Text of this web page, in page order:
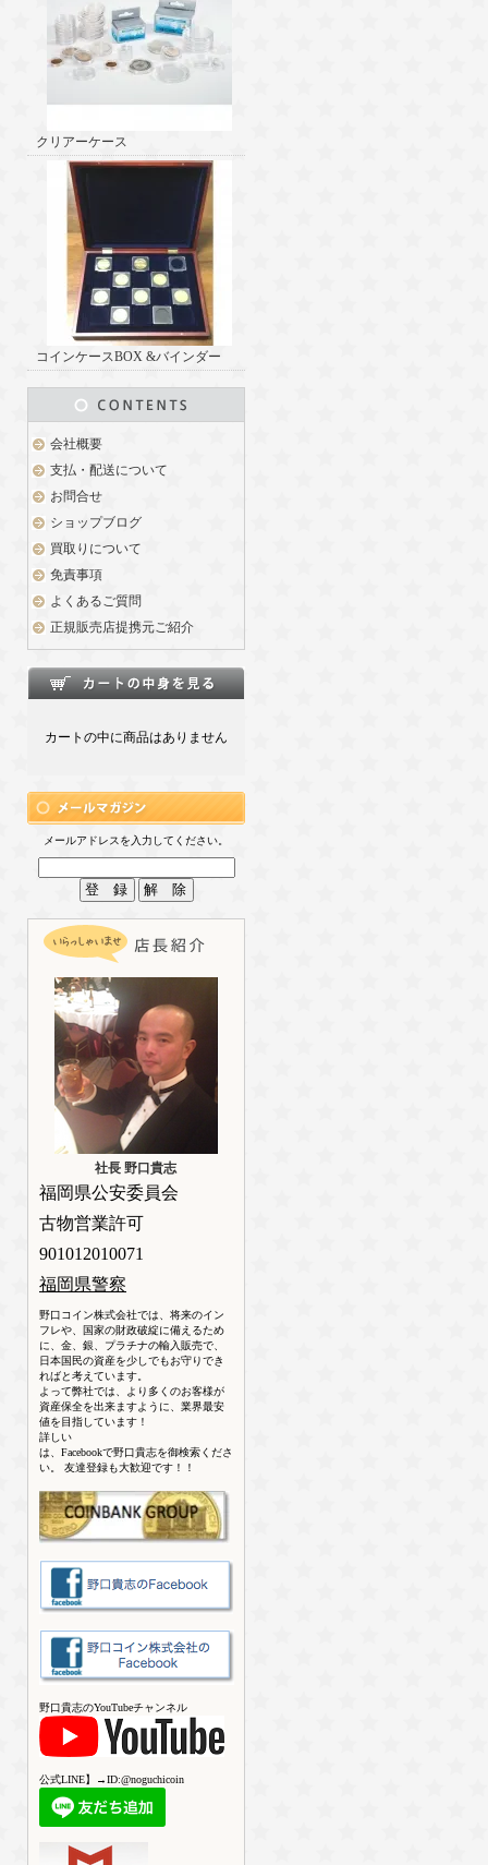
クリアーケース
コインケースBOX &バインダー
会社概要
支払・配送について
お問合せ
ショップブログ
買取りについて
免責事項
よくあるご質問
正規販売店提携元ご紹介
カートの中に商品はありません
メールアドレスを入力してください。
社長 野口貴志
福岡県公安委員会
古物営業許可
901012010071
福岡県警察
野口コイン株式会社では、将来のイン
フレや、国家の財政破綻に備えるため
に、金、銀、プラチナの輸入販売で、
日本国民の資産を少しでもお守りでき
ればと考えています。
よって弊社では、より多くのお客様が
資産保全を出来ますように、業界最安
値を目指しています！
詳しい
は、Facebookで野口貴志を御検索くださ
い。 友達登録も大歓迎です！！
野口貴志のYouTubeチャンネル
公式LINE】→ID:@noguchicoin